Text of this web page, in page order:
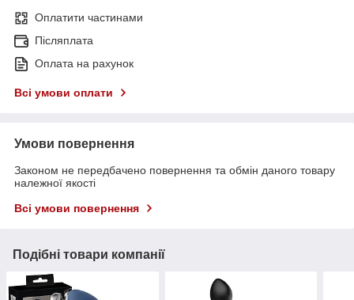
Оплатити частинами
Післяплата
Оплата на рахунок
Всі умови оплати
Умови повернення
Законом не передбачено повернення та обмін даного товару
належної якості
Всі умови повернення
Подібні товари компанії